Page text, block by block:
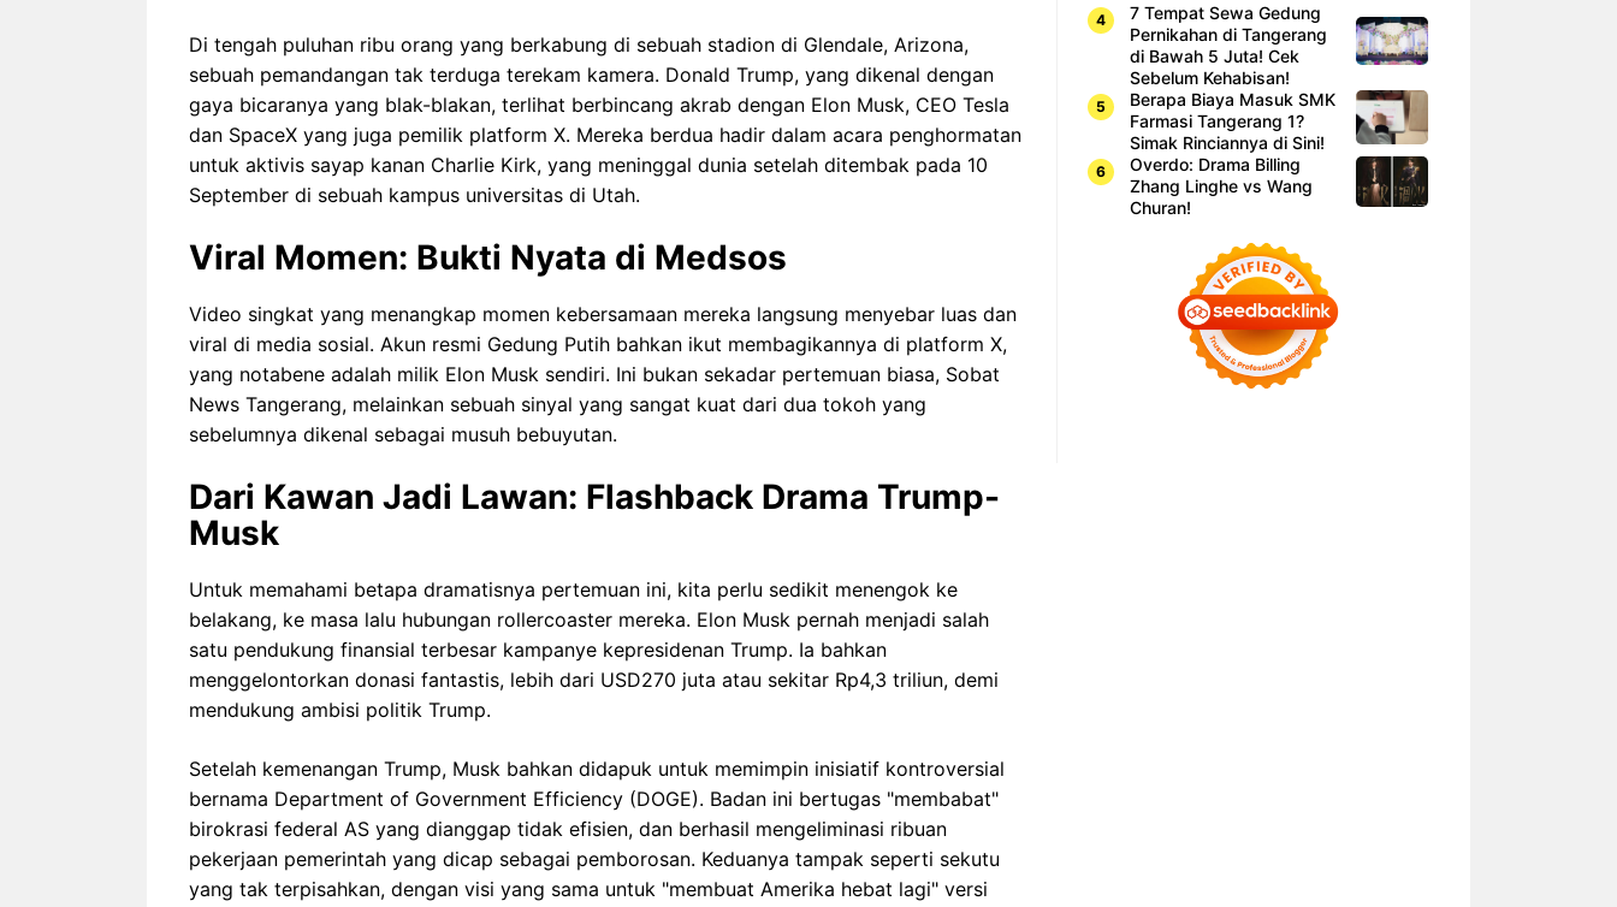
Di tengah puluhan ribu orang yang berkabung di sebuah stadion di Glendale, Arizona,
sebuah pemandangan tak terduga terekam kamera. Donald Trump, yang dikenal dengan
gaya bicaranya yang blak-blakan, terlihat berbincang akrab dengan Elon Musk, CEO Tesla
dan SpaceX yang juga pemilik platform X. Mereka berdua hadir dalam acara penghormatan
untuk aktivis sayap kanan Charlie Kirk, yang meninggal dunia setelah ditembak pada 10
September di sebuah kampus universitas di Utah.
Viral Momen: Bukti Nyata di Medsos
Video singkat yang menangkap momen kebersamaan mereka langsung menyebar luas dan
viral di media sosial. Akun resmi Gedung Putih bahkan ikut membagikannya di platform X,
yang notabene adalah milik Elon Musk sendiri. Ini bukan sekadar pertemuan biasa, Sobat
News Tangerang, melainkan sebuah sinyal yang sangat kuat dari dua tokoh yang
sebelumnya dikenal sebagai musuh bebuyutan.
Dari Kawan Jadi Lawan: Flashback Drama Trump-
Musk
Untuk memahami betapa dramatisnya pertemuan ini, kita perlu sedikit menengok ke
belakang, ke masa lalu hubungan rollercoaster mereka. Elon Musk pernah menjadi salah
satu pendukung finansial terbesar kampanye kepresidenan Trump. Ia bahkan
menggelontorkan donasi fantastis, lebih dari USD270 juta atau sekitar Rp4,3 triliun, demi
mendukung ambisi politik Trump.
Setelah kemenangan Trump, Musk bahkan didapuk untuk memimpin inisiatif kontroversial
bernama Department of Government Efficiency (DOGE). Badan ini bertugas "membabat"
birokrasi federal AS yang dianggap tidak efisien, dan berhasil mengeliminasi ribuan
pekerjaan pemerintah yang dicap sebagai pemborosan. Keduanya tampak seperti sekutu
yang tak terpisahkan, dengan visi yang sama untuk "membuat Amerika hebat lagi" versi
7 Tempat Sewa Gedung
Pernikahan di Tangerang
di Bawah 5 Juta! Cek
Sebelum Kehabisan!
Berapa Biaya Masuk SMK
Farmasi Tangerang 1?
Simak Rinciannya di Sini!
Overdo: Drama Billing
Zhang Linghe vs Wang
Churan!